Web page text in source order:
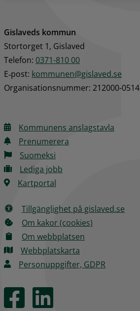
Gislaveds kommun
Stortorget 1, Gislaved
Telefon: 0371-810 00
E‑post: kommunen@gislaved.se
Organisationsnummer: 212000-0514
Kommunens anslagstavla
Prenumerera
Suomeksi
Lediga jobb
Kartportal
Tillgänglighet på gislaved.se
Om kakor (cookies)
Om webbplatsen
Webbplatskarta
Personuppgifter, GDPR